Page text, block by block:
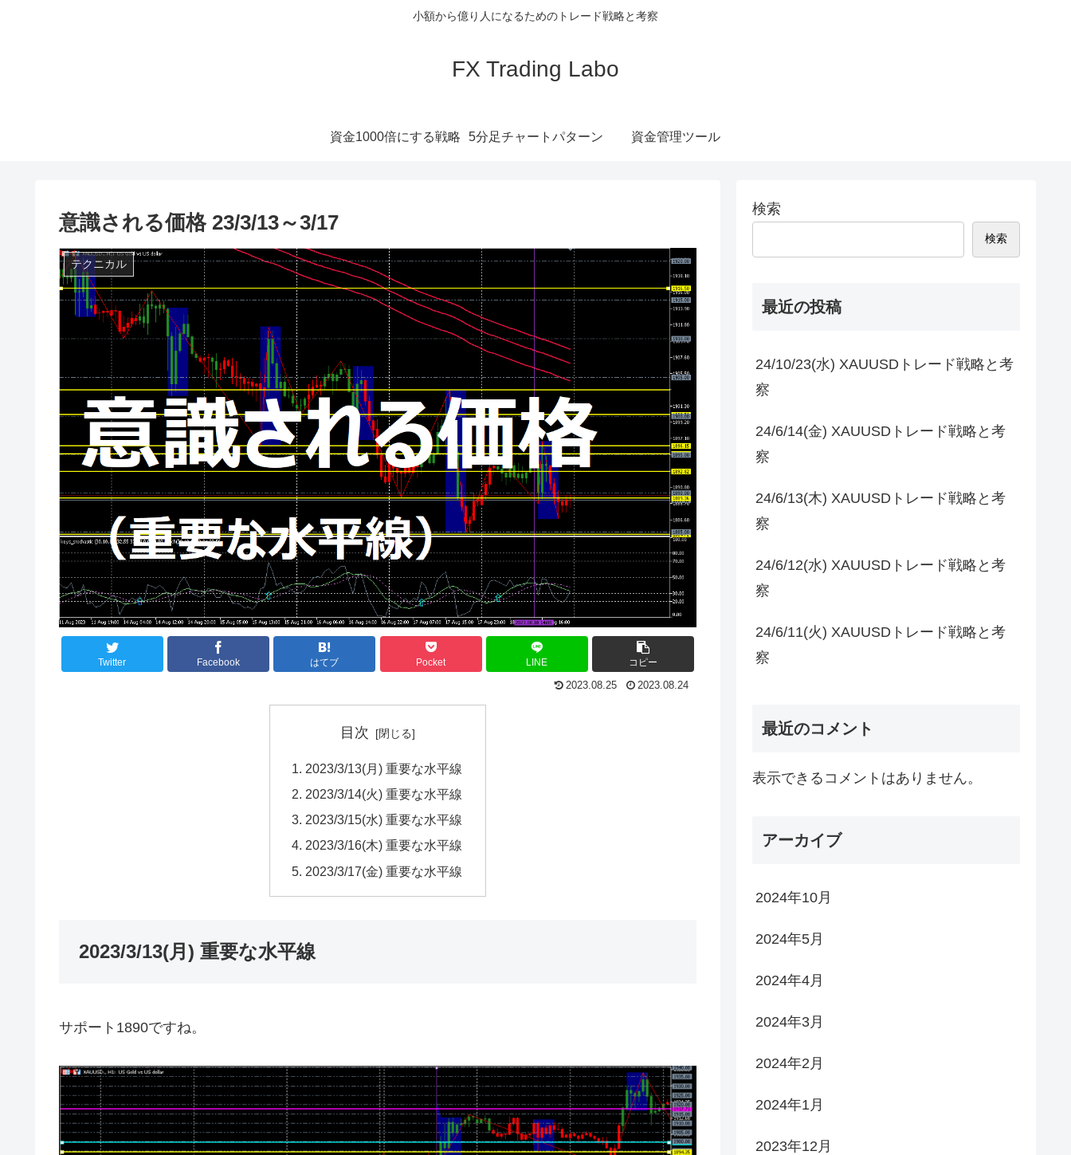
小額から億り人になるためのトレード戦略と考察
FX Trading Labo
資金1000倍にする戦略 5分足チャートパターン 資金管理ツール
意識される価格 23/3/13～3/17
テクニカル
Twitter Facebook はてブ Pocket LINE コピー
2023.08.25 2023.08.24
目次
2023/3/13(月) 重要な水平線
2023/3/14(火) 重要な水平線
2023/3/15(水) 重要な水平線
2023/3/16(木) 重要な水平線
2023/3/17(金) 重要な水平線
2023/3/13(月) 重要な水平線
サポート1890ですね。
検索
検索
最近の投稿
24/10/23(水) XAUUSDトレード戦略と考
察
24/6/14(金) XAUUSDトレード戦略と考
察
24/6/13(木) XAUUSDトレード戦略と考
察
24/6/12(水) XAUUSDトレード戦略と考
察
24/6/11(火) XAUUSDトレード戦略と考
察
最近のコメント
表示できるコメントはありません。
アーカイブ
2024年10月
2024年5月
2024年4月
2024年3月
2024年2月
2024年1月
2023年12月